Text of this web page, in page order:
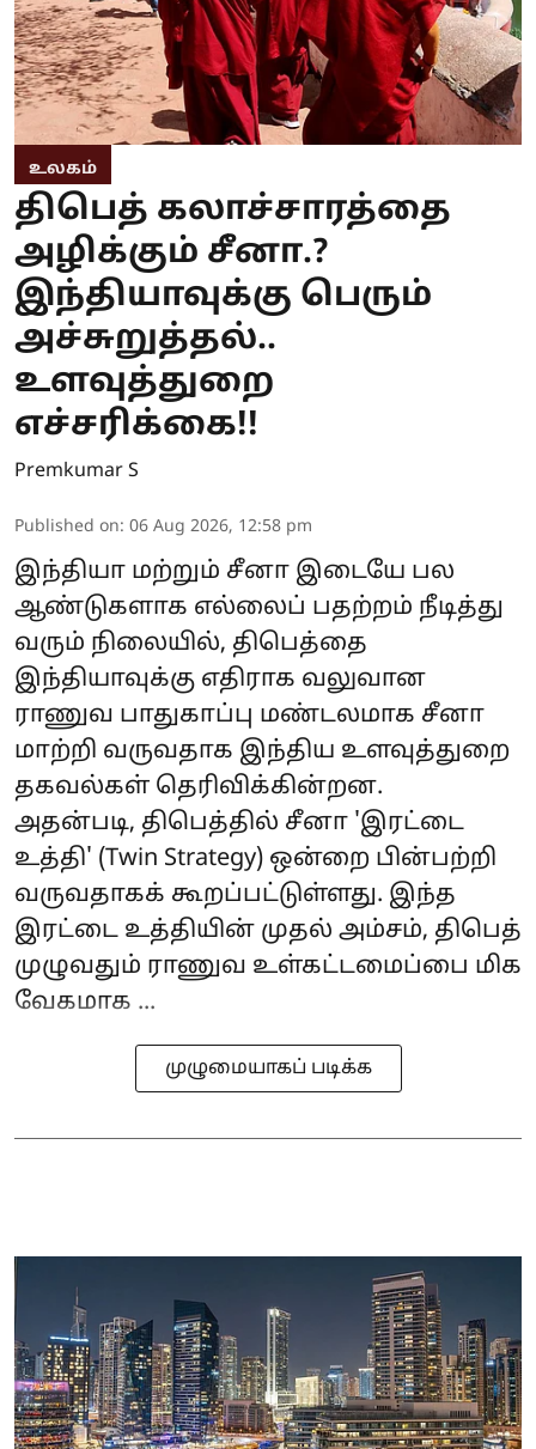
உலகம்
திபெத் கலாச்சாரத்தை
அழிக்கும் சீனா.?
இந்தியாவுக்கு பெரும்
அச்சுறுத்தல்..
உளவுத்துறை
எச்சரிக்கை!!
Premkumar S
Published on: 06 Aug 2026, 12:58 pm
இந்தியா மற்றும் சீனா இடையே பல
ஆண்டுகளாக எல்லைப் பதற்றம் நீடித்து
வரும் நிலையில், திபெத்தை
இந்தியாவுக்கு எதிராக வலுவான
ராணுவ பாதுகாப்பு மண்டலமாக சீனா
மாற்றி வருவதாக இந்திய உளவுத்துறை
தகவல்கள் தெரிவிக்கின்றன.
அதன்படி, திபெத்தில் சீனா 'இரட்டை
உத்தி' (Twin Strategy) ஒன்றை பின்பற்றி
வருவதாகக் கூறப்பட்டுள்ளது. இந்த
இரட்டை உத்தியின் முதல் அம்சம், திபெத்
முழுவதும் ராணுவ உள்கட்டமைப்பை மிக
வேகமாக ...
முழுமையாகப் படிக்க